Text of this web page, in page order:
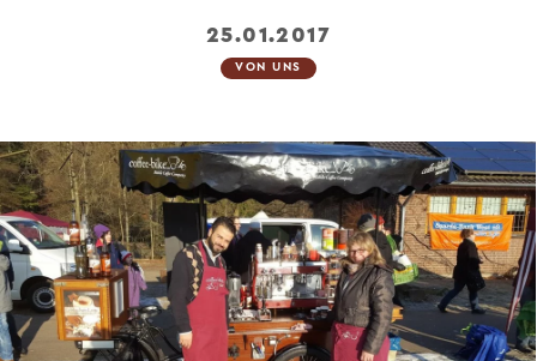
25.01.2017
VON UNS